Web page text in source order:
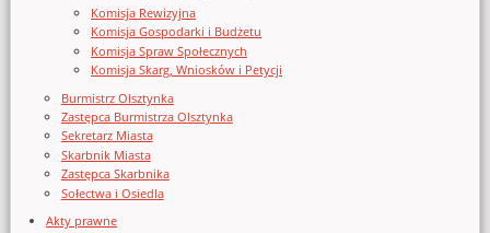
Komisja Rewizyjna
Komisja Gospodarki i Budżetu
Komisja Spraw Społecznych
Komisja Skarg, Wniosków i Petycji
Burmistrz Olsztynka
Zastępca Burmistrza Olsztynka
Sekretarz Miasta
Skarbnik Miasta
Zastępca Skarbnika
Sołectwa i Osiedla
Akty prawne